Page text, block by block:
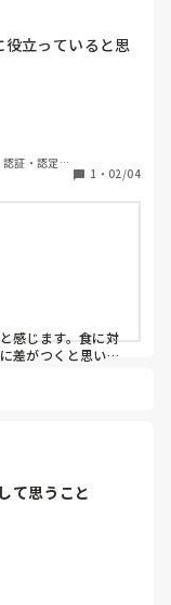
立っていると思
はどれですか？
証・認定保
1 ・ 02/04
感じます。食に対
差がつくと思いま
て思うこと